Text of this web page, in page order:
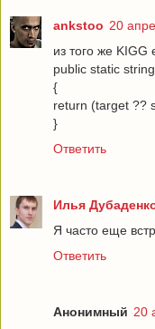
ankstoo 20
из того же
public static
{
return (target ??
}
Ответить
Илья
Я часто еще
Ответить
Анонимный 20